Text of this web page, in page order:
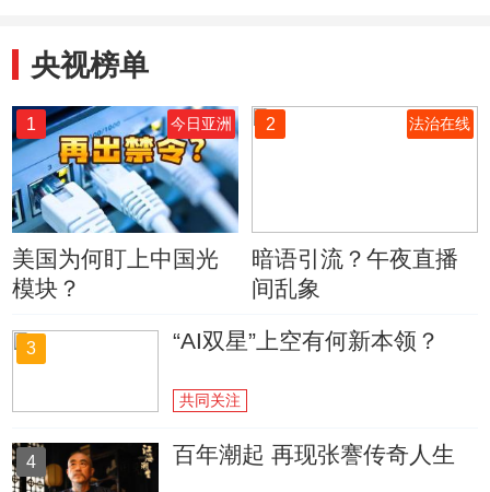
央视榜单
1 今日亚洲
美国为何盯上中国光
模块？
2 法治在线
暗语引流？午夜直播
间乱象
3 “AI双星”上空有何新本领？
共同关注
4 百年潮起 再现张謇传奇人生